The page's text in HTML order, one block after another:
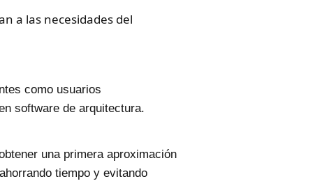
a las necesidades del
como usuarios
software de arquitectura.
una primera aproximación
tiempo y evitando